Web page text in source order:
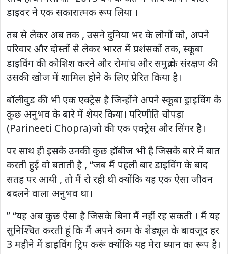
डाइवर ने एक सकारात्मक रूप लिया ।
तब से लेकर अब तक , उसने दुनिया भर के लोगों को, अपने
परिवार और दोस्तों से लेकर भारत में प्रशंसकों तक, स्कूबा
डाइविंग की कोशिश करने और रोमांच और समुद्र के संरक्षण की
उसकी खोज में शामिल होने के लिए प्रेरित किया है।
बॉलीवुड की भी एक एक्ट्रेस है जिन्होंने अपने स्कूबा ड्राइविंग के
कुछ अनुभव के बारे में शेयर किया। परिणीति चोपड़ा
(Parineeti Chopra)जो की एक एक्ट्रेस और सिंगर है।
पर साथ ही इसके उनकी कुछ हॉबीज भी है जिसके बारे में बात
करती हुई वो बताती है , “जब मैं पहली बार डाइविंग के बाद
सतह पर आयी , तो मैं रो रही थी क्योंकि यह एक ऐसा जीवन
बदलने वाला अनुभव था।
” “यह अब कुछ ऐसा है जिसके बिना मैं नहीं रह सकती । मैं यह
सुनिश्चित करती हूं कि मैं अपने काम के शेड्यूल के बावजूद हर
3 महीने में डाइविंग ट्रिप करूं क्योंकि यह मेरा ध्यान का रूप है।